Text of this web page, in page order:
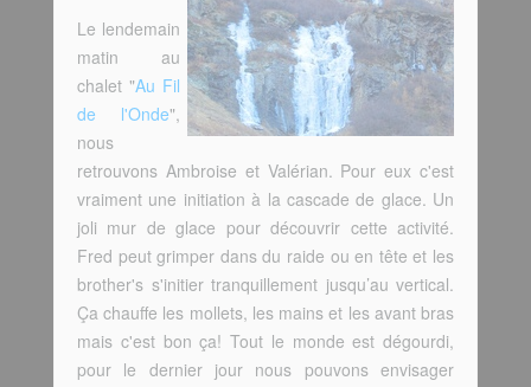
Le lendemain
matin au
chalet "Au Fil
de l'Onde",
nous
retrouvons Ambroise et Valérian. Pour eux c'est
vraiment une initiation à la cascade de glace. Un
joli mur de glace pour découvrir cette activité.
Fred peut grimper dans du raide ou en tête et les
brother's s'initier tranquillement jusqu’au vertical.
Ça chauffe les mollets, les mains et les avant bras
mais c'est bon ça! Tout le monde est dégourdi,
pour le dernier jour nous pouvons envisager